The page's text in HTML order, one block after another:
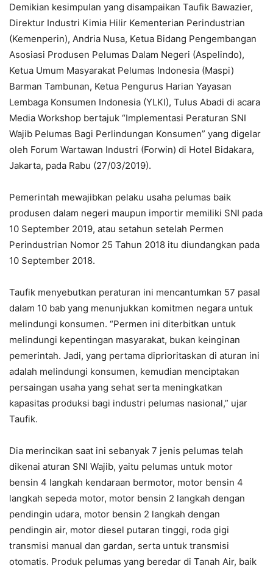
Demikian kesimpulan yang disampaikan Taufik Bawazier,
Direktur Industri Kimia Hilir Kementerian Perindustrian
(Kemenperin), Andria Nusa, Ketua Bidang Pengembangan
Asosiasi Produsen Pelumas Dalam Negeri (Aspelindo),
Ketua Umum Masyarakat Pelumas Indonesia (Maspi)
Barman Tambunan, Ketua Pengurus Harian Yayasan
Lembaga Konsumen Indonesia (YLKI), Tulus Abadi di acara
Media Workshop bertajuk “Implementasi Peraturan SNI
Wajib Pelumas Bagi Perlindungan Konsumen” yang digelar
oleh Forum Wartawan Industri (Forwin) di Hotel Bidakara,
Jakarta, pada Rabu (27/03/2019).
Pemerintah mewajibkan pelaku usaha pelumas baik
produsen dalam negeri maupun importir memiliki SNI pada
10 September 2019, atau setahun setelah Permen
Perindustrian Nomor 25 Tahun 2018 itu diundangkan pada
10 September 2018.
Taufik menyebutkan peraturan ini mencantumkan 57 pasal
dalam 10 bab yang menunjukkan komitmen negara untuk
melindungi konsumen. “Permen ini diterbitkan untuk
melindungi kepentingan masyarakat, bukan keinginan
pemerintah. Jadi, yang pertama diprioritaskan di aturan ini
adalah melindungi konsumen, kemudian menciptakan
persaingan usaha yang sehat serta meningkatkan
kapasitas produksi bagi industri pelumas nasional,” ujar
Taufik.
Dia merincikan saat ini sebanyak 7 jenis pelumas telah
dikenai aturan SNI Wajib, yaitu pelumas untuk motor
bensin 4 langkah kendaraan bermotor, motor bensin 4
langkah sepeda motor, motor bensin 2 langkah dengan
pendingin udara, motor bensin 2 langkah dengan
pendingin air, motor diesel putaran tinggi, roda gigi
transmisi manual dan gardan, serta untuk transmisi
otomatis. Produk pelumas yang beredar di Tanah Air, baik